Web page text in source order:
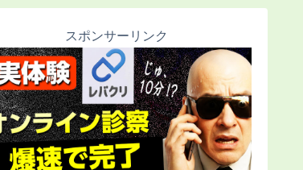
スポンサーリンク